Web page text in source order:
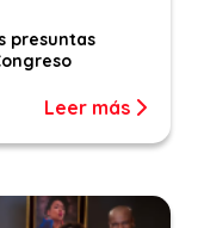
presuntas
Leer más